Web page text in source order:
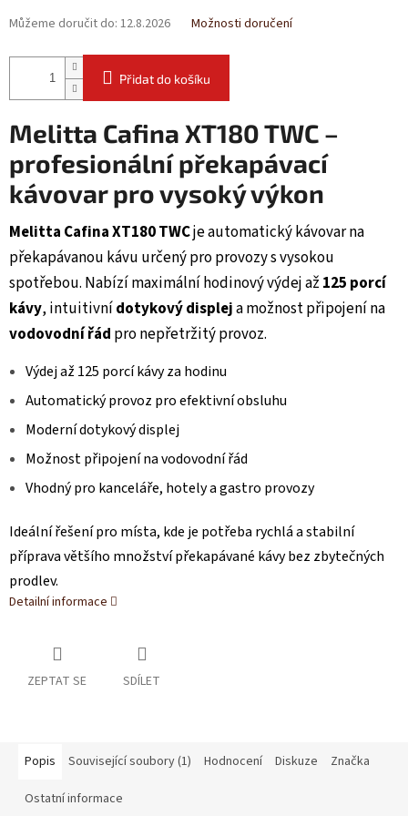
Můžeme doručit do: 12.8.2026 Možnosti doručení
Přidat do košíku
Melitta Cafina XT180 TWC –
profesionální překapávací
kávovar pro vysoký výkon
Melitta Cafina XT180 TWCje automatický kávovar na
překapávanou kávu určený pro provozy s vysokou
spotřebou. Nabízí maximální hodinový výdej až 125 porcí
kávy, intuitivnídotykový displeja možnost připojení na
vodovodní řád pro nepřetržitý provoz.
Výdej až 125 porcí kávy za hodinu
Automatický provoz pro efektivní obsluhu
Moderní dotykový displej
Možnost připojení na vodovodní řád
Vhodný pro kanceláře, hotely a gastro provozy
Ideální řešení pro místa, kde je potřeba rychlá a stabilní
příprava většího množství překapávané kávy bez zbytečných
prodlev.
Detailní informace
ZEPTAT SE SDÍLET
Popis Související soubory (1) Hodnocení Diskuze Značka
Ostatní informace